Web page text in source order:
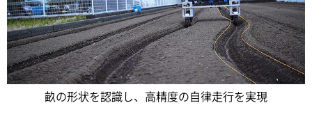
畝の形状を認識し、高精度の自律走行を実現